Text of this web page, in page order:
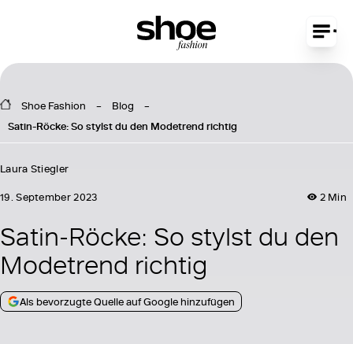
Shoe Fashion
Blog
Satin-Röcke: So stylst du den Modetrend richtig
Laura Stiegler
2 Min
19. September 2023
Satin-Röcke: So stylst du den
Modetrend richtig
Als bevorzugte Quelle auf Google hinzufügen